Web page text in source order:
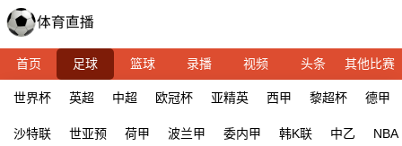
首页 足球 篮球 录播 视频 头条 其他比赛
世界杯 英超 中超 欧冠杯 亚精英 西甲 黎超杯 德甲
沙特联 世亚预 荷甲 波兰甲 委内甲 韩K联 中乙 NBA